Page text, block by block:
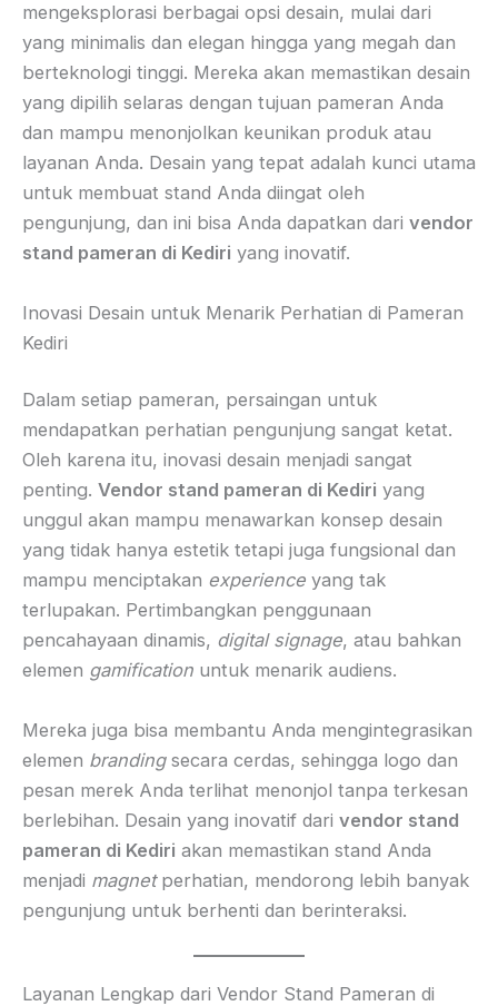
mengeksplorasi berbagai opsi desain, mulai dari
yang minimalis dan elegan hingga yang megah dan
berteknologi tinggi. Mereka akan memastikan desain
yang dipilih selaras dengan tujuan pameran Anda
dan mampu menonjolkan keunikan produk atau
layanan Anda. Desain yang tepat adalah kunci utama
untuk membuat stand Anda diingat oleh
pengunjung, dan ini bisa Anda dapatkan dari vendor
stand pameran di Kediri yang inovatif.
Inovasi Desain untuk Menarik Perhatian di Pameran
Kediri
Dalam setiap pameran, persaingan untuk
mendapatkan perhatian pengunjung sangat ketat.
Oleh karena itu, inovasi desain menjadi sangat
penting. Vendor stand pameran di Kediri yang
unggul akan mampu menawarkan konsep desain
yang tidak hanya estetik tetapi juga fungsional dan
mampu menciptakan experience yang tak
terlupakan. Pertimbangkan penggunaan
pencahayaan dinamis, digital signage, atau bahkan
elemen gamification untuk menarik audiens.
Mereka juga bisa membantu Anda mengintegrasikan
elemen brandingsecara cerdas, sehingga logo dan
pesan merek Anda terlihat menonjol tanpa terkesan
berlebihan. Desain yang inovatif dari vendor stand
pameran di Kediri akan memastikan stand Anda
menjadi magnetperhatian, mendorong lebih banyak
pengunjung untuk berhenti dan berinteraksi.
Layanan Lengkap dari Vendor Stand Pameran di